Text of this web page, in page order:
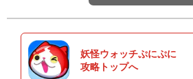
妖怪ウォッチぷにぷに
攻略トップへ